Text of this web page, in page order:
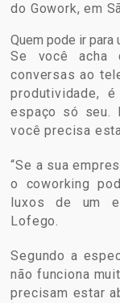
do Gowork, em
Quem pode ir para
Se você acha
conversas ao
produtividade,
espaço só seu.
você precisa
“Se a sua
o coworking
luxos de um
Lofego.
Segundo a
não funciona
precisam estar